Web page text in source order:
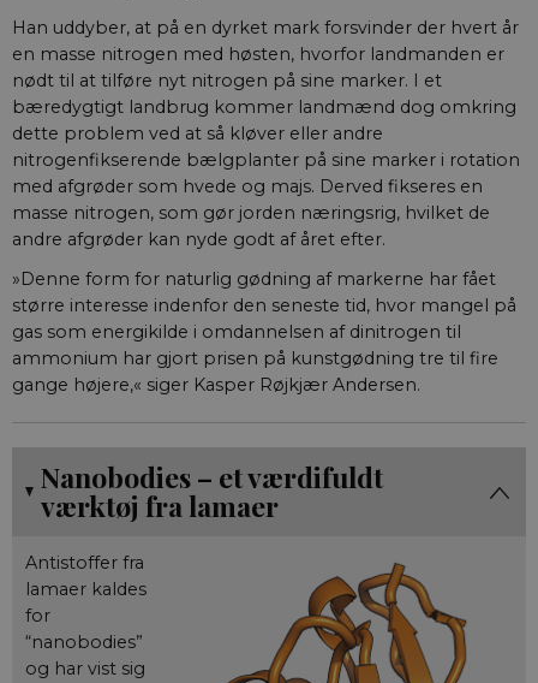
Han uddyber, at på en dyrket mark forsvinder der hvert år
en masse nitrogen med høsten, hvorfor landmanden er
nødt til at tilføre nyt nitrogen på sine marker. I et
bæredygtigt landbrug kommer landmænd dog omkring
dette problem ved at så kløver eller andre
nitrogenfikserende bælgplanter på sine marker i rotation
med afgrøder som hvede og majs. Derved fikseres en
masse nitrogen, som gør jorden næringsrig, hvilket de
andre afgrøder kan nyde godt af året efter.
»Denne form for naturlig gødning af markerne har fået
større interesse indenfor den seneste tid, hvor mangel på
gas som energikilde i omdannelsen af dinitrogen til
ammonium har gjort prisen på kunstgødning tre til fire
gange højere,« siger Kasper Røjkjær Andersen.
Nanobodies – et værdifuldt
værktøj fra lamaer
Antistoffer fra
lamaer kaldes
for
“nanobodies”
og har vist sig